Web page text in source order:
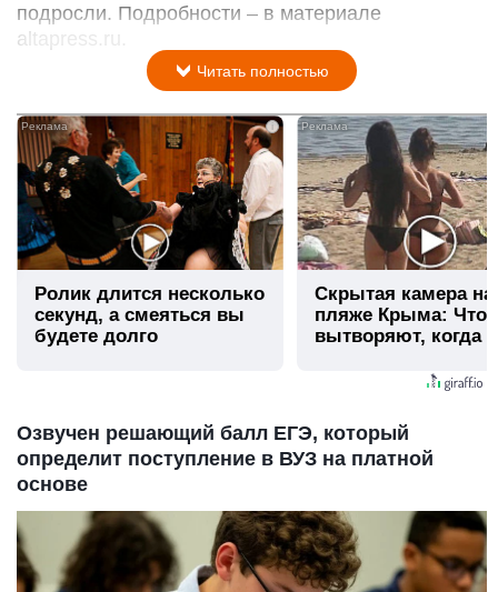
подросли. Подробности – в материале
altapress.ru.
Читать полностью
Ролик длится несколько
секунд, а смеяться вы
будете долго
Скрытая камера на
пляже Крыма: Что
вытворяют, когда
Озвучен решающий балл ЕГЭ, который
определит поступление в ВУЗ на платной
основе